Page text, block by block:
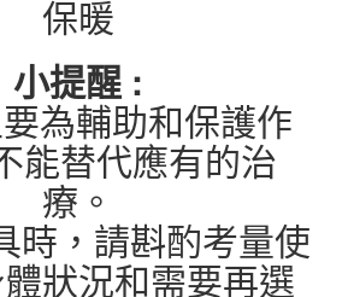
保暖
小提醒 :
為輔助和保護作
能替代應有的治
療。
時，請斟酌考量使
狀況和需要再選